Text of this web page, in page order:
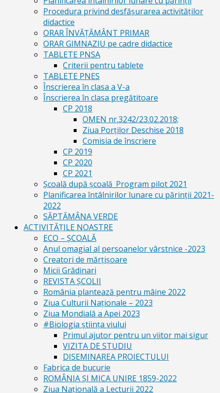
Procedura privind desfășurarea activităților
didactice
ORAR ÎNVĂȚĂMÂNT PRIMAR
ORAR GIMNAZIU pe cadre didactice
TABLETE PNSA
Criterii pentru tablete
TABLETE PNES
Înscrierea în clasa a V-a
Înscrierea în clasa pregătitoare
CP 2018
OMEN nr.3242/23.02.2018;
Ziua Porților Deschise 2018
Comisia de înscriere
CP 2019
CP 2020
CP 2021
Școală după școală_Program pilot 2021
Planificarea întâlnirilor lunare cu părinții 2021-
2022
SĂPTĂMÂNA VERDE
ACTIVITĂȚILE NOASTRE
ECO – ŞCOALĂ
Anul omagial al persoanelor vârstnice -2023
Creatori de mărțișoare
Micii Grădinari
REVISTA ŞCOLII
România plantează pentru mâine 2022
Ziua Culturii Naționale – 2023
Ziua Mondială a Apei 2023
#Biologia știința viului
Primul ajutor pentru un viitor mai sigur
VIZITA DE STUDIU
DISEMINAREA PROIECTULUI
Fabrica de bucurie
ROMÂNIA ŞI MICA UNIRE 1859-2022
Ziua Naţională a Lecturii 2022